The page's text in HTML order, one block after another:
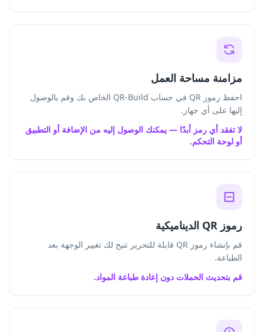
مزامنة مساحة العمل
احفظ رموز QR في حساب QR-Build الخاص بك وقم بالوصول
إليها على أي جهاز.
لا تفقد أي رمز أبدًا — يمكنك الوصول إليه من الإضافة أو التطبيق
أو لوحة التحكم.
رموز QR الديناميكية
قم بإنشاء رموز QR قابلة للتحرير تتيح لك تغيير الوجهة بعد
الطباعة.
قم بتحديث الحملات دون إعادة طباعة المواد.